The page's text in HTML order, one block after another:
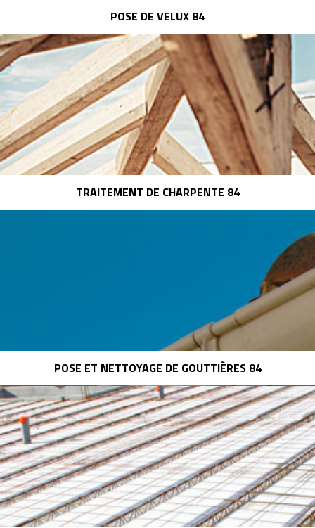
POSE DE VELUX 84
TRAITEMENT DE CHARPENTE 84
POSE ET NETTOYAGE DE GOUTTIÈRES 84